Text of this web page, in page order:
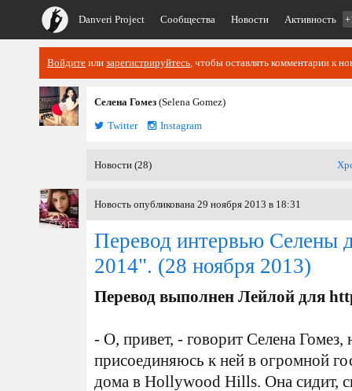
Danveri Project Сообщества Новости Активность
Войдите или зарегистрируйтесь, чтобы оставлять комментарии к
Селена Гомез (Selena Gomez)
Twitter
Instagram
Новости (28)
Новость опубликована 29 ноября 2013 в 18:31
Перевод интервью Селены
2014". (28 ноября 2013)
Перевод выполнен Лейлой для
- О, привет, - говорит Селена Гомез,
присоединяюсь к ней в огромной
дома в Hollywood Hills. Она сидит,